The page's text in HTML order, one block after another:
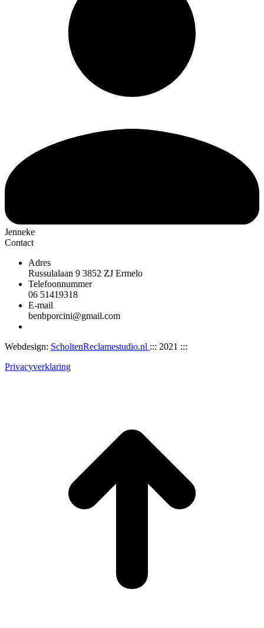
Jenneke
Contact
Adres
Russulalaan 9 3852 ZJ Ermelo
Telefoonnummer
06 51419318
E-mail
benbporcini@gmail.com
Webdesign: ScholtenReclamestudio.nl ::: 2021 :::
Privacyverklaring